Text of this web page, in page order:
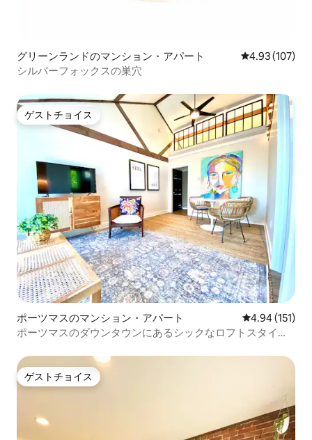
グリーンランドのマンション・アパート レビュー107
4.93 (107)
シルバーフォックスの巣穴
ゲストチョイス
ゲストチョイス
ポーツマスのマンション・アパート レビュー151
4.94 (151)
ポーツマスのダウンタウンにあるシックなロフトスタイル
ゲストチョイス
ゲストチョイス